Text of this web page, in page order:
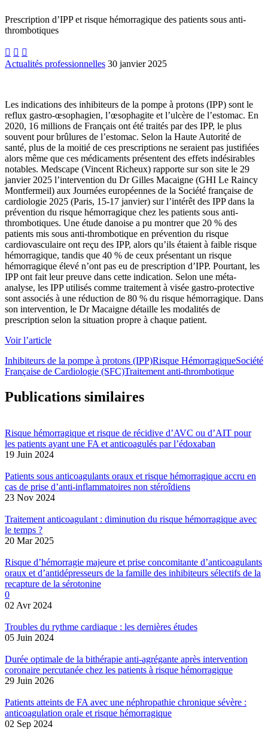
Prescription d’IPP et risque hémorragique des patients sous anti-
thrombotiques
  
Actualités professionnelles 30 janvier 2025
Les indications des inhibiteurs de la pompe à protons (IPP) sont le
reflux gastro-œsophagien, l’œsophagite et l’ulcère de l’estomac. En
2020, 16 millions de Français ont été traités par des IPP, le plus
souvent pour brûlures de l’estomac. Selon la Haute Autorité de
santé, plus de la moitié de ces prescriptions ne seraient pas justifiées
alors même que ces médicaments présentent des effets indésirables
notables. Medscape (Vincent Richeux) rapporte sur son site le 29
janvier 2025 l’intervention du Dr Gilles Macaigne (GHI Le Raincy
Montfermeil) aux Journées européennes de la Société française de
cardiologie 2025 (Paris, 15-17 janvier) sur l’intérêt des IPP dans la
prévention du risque hémorragique chez les patients sous anti-
thrombotiques. Une étude danoise a pu montrer que 20 % des
patients mis sous anti-thrombotique en prévention du risque
cardiovasculaire ont reçu des IPP, alors qu’ils étaient à faible risque
hémorragique, tandis que 40 % de ceux présentant un risque
hémorragique élevé n’ont pas eu de prescription d’IPP. Pourtant, les
IPP ont fait leur preuve dans cette indication. Selon une méta-
analyse, les IPP utilisés comme traitement à visée gastro-protective
sont associés à une réduction de 80 % du risque hémorragique. Dans
son intervention, le Dr Macaigne détaille les modalités de
prescription selon la situation propre à chaque patient.
Voir l’article
Inhibiteurs de la pompe à protons (IPP)Risque HémorragiqueSociété
Française de Cardiologie (SFC)Traitement anti-thrombotique
Publications similaires
Risque hémorragique et risque de récidive d’AVC ou d’AIT pour
les patients ayant une FA et anticoagulés par l’édoxaban
19 Juin 2024
Patients sous anticoagulants oraux et risque hémorragique accru en
cas de prise d’anti-inflammatoires non stéroîdiens
23 Nov 2024
Traitement anticoagulant : diminution du risque hémorragique avec
le temps ?
20 Mar 2025
Risque d’hémorragie majeure et prise concomitante d’anticoagulants
oraux et d’antidépresseurs de la famille des inhibiteurs sélectifs de la
recapture de la sérotonine
0
02 Avr 2024
Troubles du rythme cardiaque : les dernières études
05 Juin 2024
Durée optimale de la bithérapie anti-agrégante après intervention
coronaire percutanée chez les patients à risque hémorragique
29 Juin 2026
Patients atteints de FA avec une néphropathie chronique sévère :
anticoagulation orale et risque hémorragique
02 Sep 2024